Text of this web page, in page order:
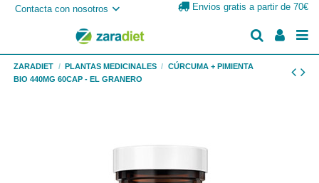
Contacta con nosotros Envios gratis a partir de 70€
ZARADIET PLANTAS MEDICINALES
CÚRCUMA + PIMIENTA
BIO 440MG 60CAP - EL GRANERO